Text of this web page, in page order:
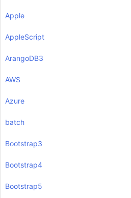
Apple
AppleScript
ArangoDB3
AWS
Azure
batch
Bootstrap3
Bootstrap4
Bootstrap5